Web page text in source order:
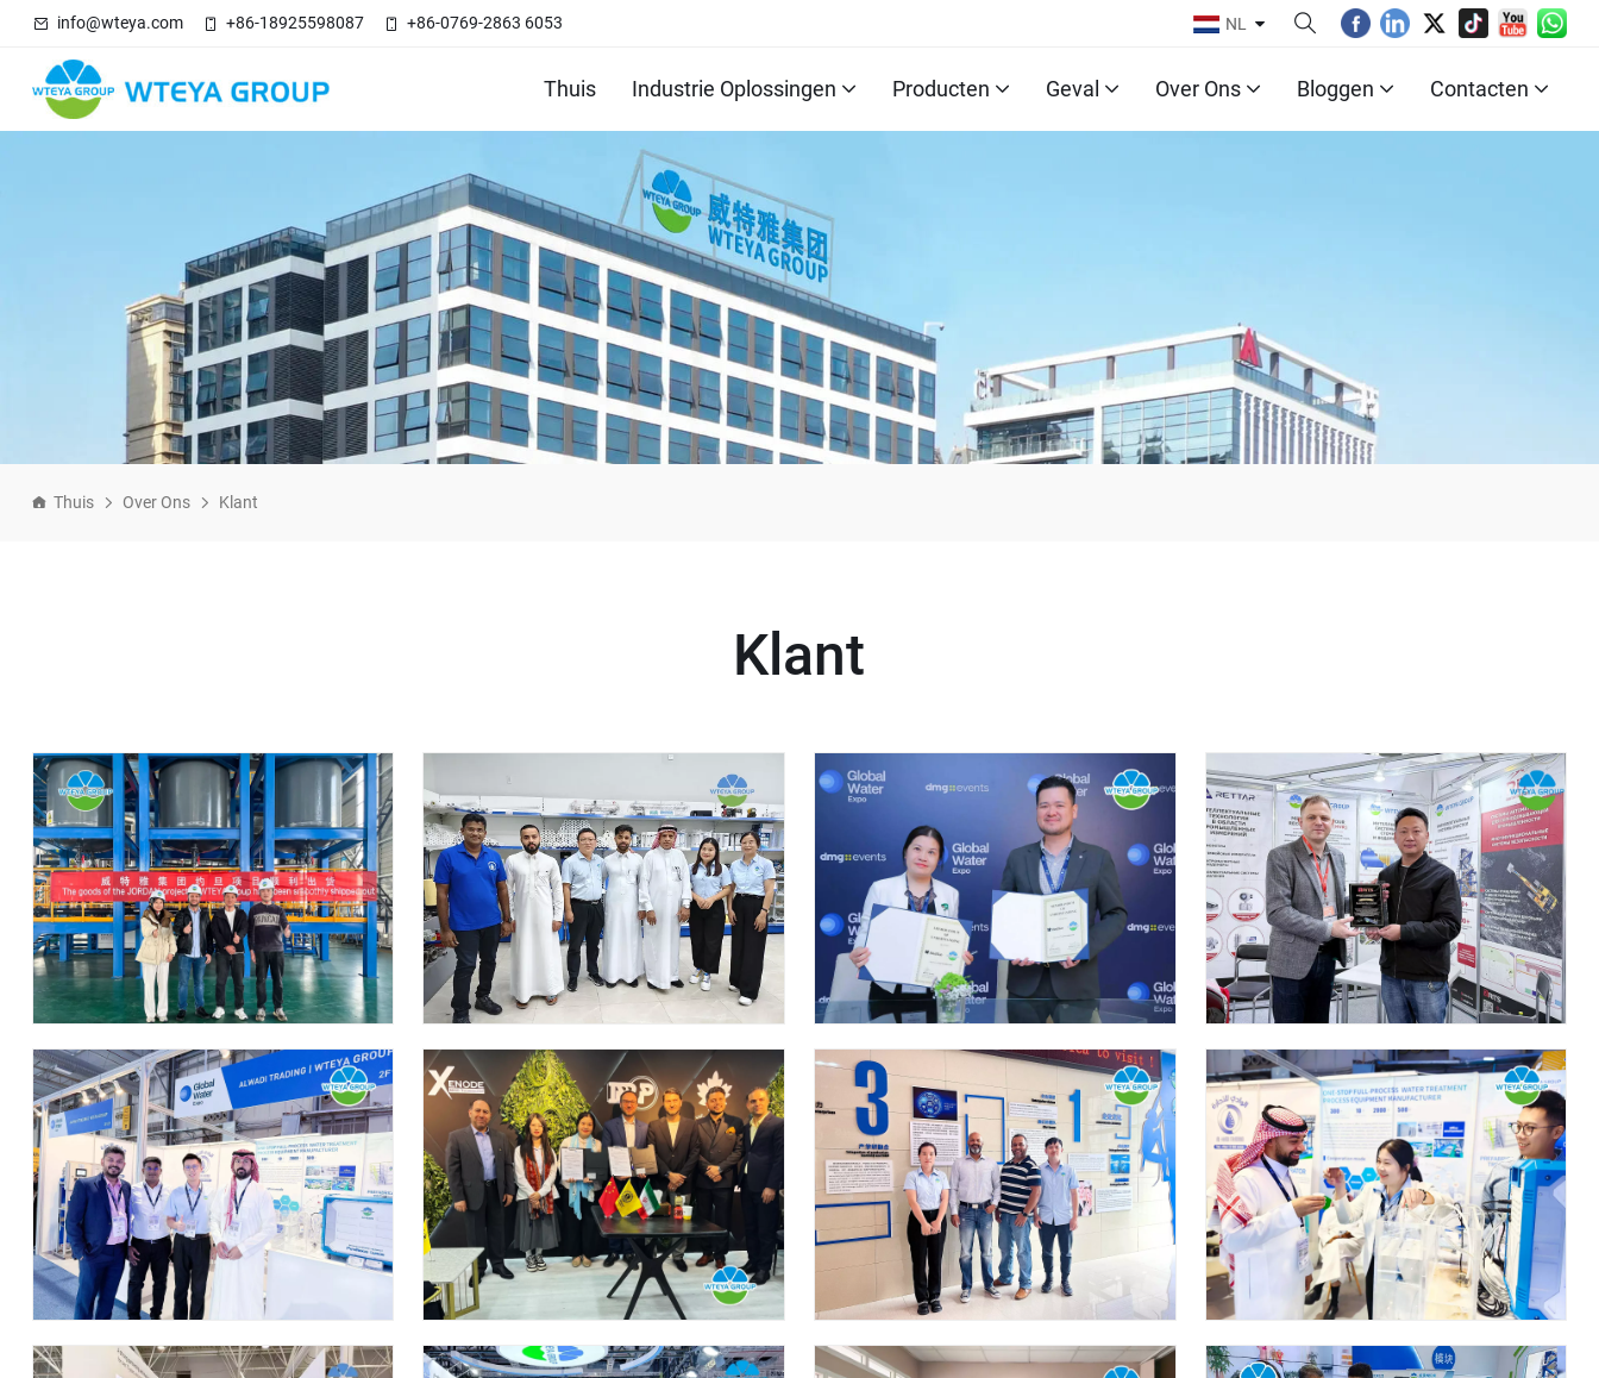
info@wteya.com +86-18925598087 +86-0769-2863 6053 NL
Thuis Industrie Oplossingen Producten Geval Over Ons Bloggen Contacten
Thuis Over Ons Klant
Klant